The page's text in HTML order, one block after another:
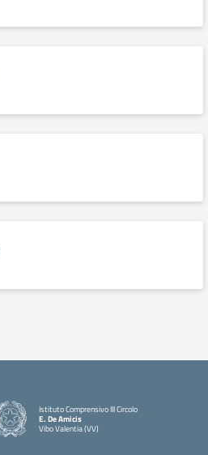
Istituto Comprensivo III Circolo
E. De Amicis
Vibo Valentia (VV)